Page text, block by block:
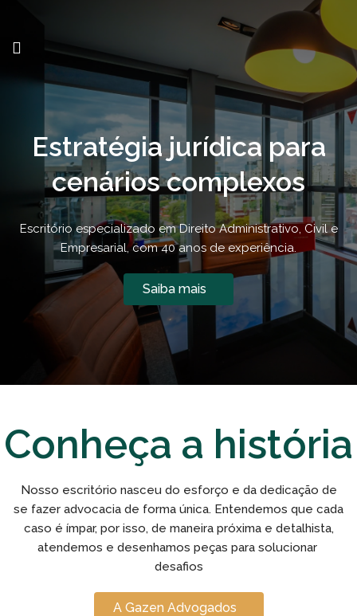
Estratégia jurídica para
cenários complexos
Escritório especializado em Direito Administrativo, Civil e
Empresarial, com 40 anos de experiência.
Saiba mais
Conheça a história
Nosso escritório nasceu do esforço e da dedicação de
se fazer advocacia de forma única. Entendemos que cada
caso é ímpar, por isso, de maneira próxima e detalhista,
atendemos e desenhamos peças para solucionar
desafios
A Gazen Advogados